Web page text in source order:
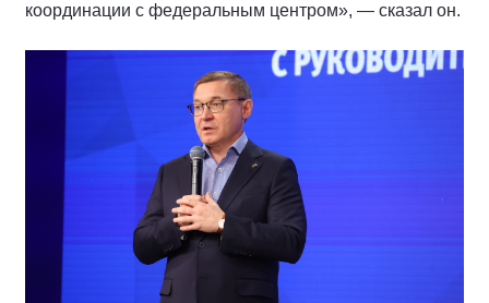
координации с федеральным центром», — сказал он.